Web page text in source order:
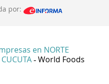
por:
en NORTE
- World Foods